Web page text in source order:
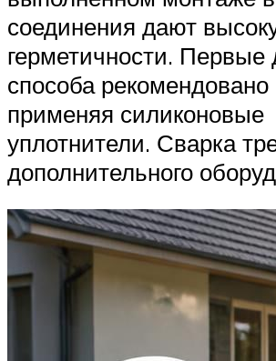
соединения дают
герметичности. Первые
способа
применяя силиконовые
уплотнители. Сварка
дополнительного